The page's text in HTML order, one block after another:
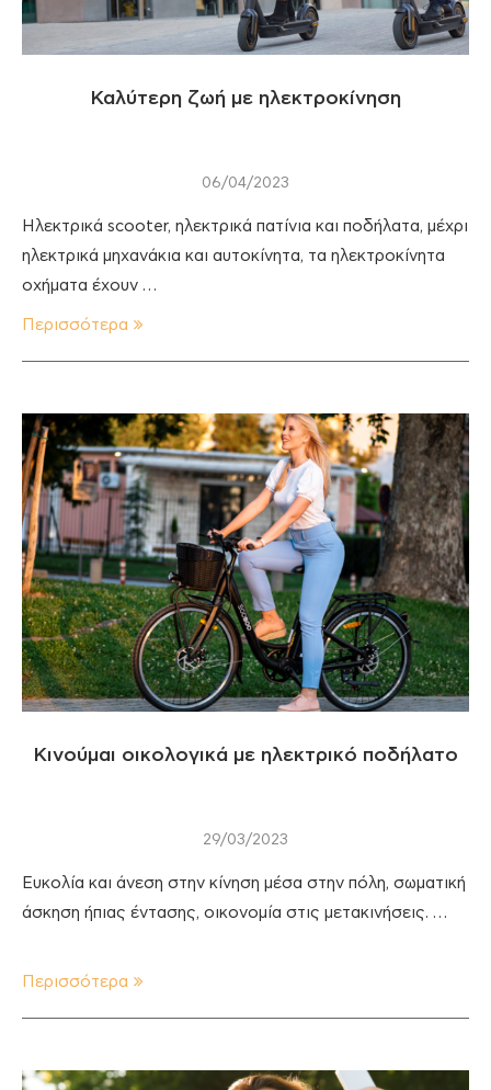
Καλύτερη ζωή με ηλεκτροκίνηση
06/04/2023
Ηλεκτρικά scooter, ηλεκτρικά πατίνια και ποδήλατα, μέχρι
ηλεκτρικά μηχανάκια και αυτοκίνητα, τα ηλεκτροκίνητα
οχήματα έχουν …
Περισσότερα
Κινούμαι οικολογικά με ηλεκτρικό ποδήλατο
29/03/2023
Ευκολία και άνεση στην κίνηση μέσα στην πόλη, σωματική
άσκηση ήπιας έντασης, οικονομία στις μετακινήσεις. …
Περισσότερα